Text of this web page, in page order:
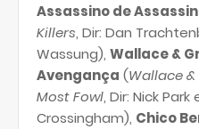
Assassino de
Killers, Dir: Dan
Wassung), Wallace &
Avengança (Wallace
Most Fowl, Dir: Nick Park
Crossingham), Chico